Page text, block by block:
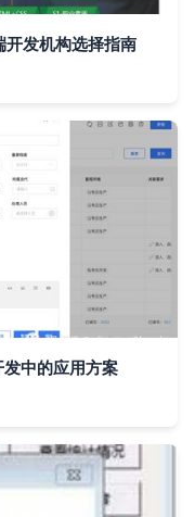
发机构选择指南
中的应用方案